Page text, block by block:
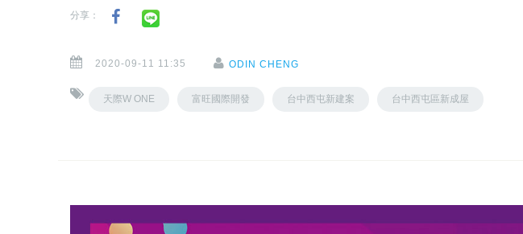
分享：
2020-09-11 11:35 ODIN CHENG
天際W ONE 富旺國際開發 台中西屯新建案 台中西屯區新成屋